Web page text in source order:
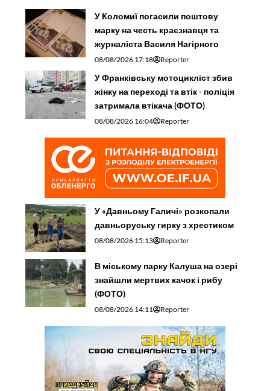
У Коломиї погасили поштову
марку на честь краєзнавця та
журналіста Василя Нагірного
08/08/2026 17:18 Reporter
У Франківську мотоцикліст збив
жінку на переході та втік - поліція
затримала втікача (ФОТО)
08/08/2026 16:04 Reporter
У «Давньому Галичі» розкопали
давньоруську гирку з хрестиком
08/08/2026 15:13 Reporter
В міському парку Калуша на озері
знайшли мертвих качок і рибу
(ФОТО)
08/08/2026 14:11 Reporter